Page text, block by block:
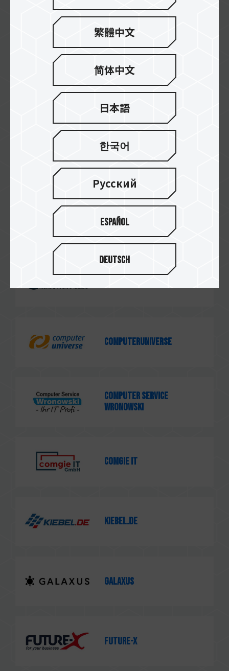
Jacob Elektronik
expert
ECOM
computeruniverse
Computer Service
Wronowski
comgie IT
KIEBEL.DE
GALAXUS
Future-X
繁體中文
简体中文
日本語
한국어
Русский
Español
Deutsch